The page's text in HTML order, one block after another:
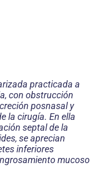
practicada a
con obstrucción
posnasal y
la cirugía. En ella
septal de la
se aprecian
inferiores
mucoso